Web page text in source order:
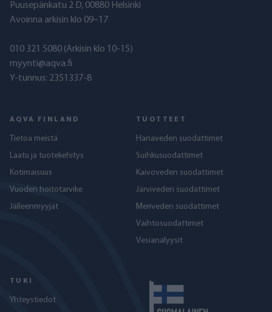
Puusepänkatu 2 D, 00880 Helsinki
Avoinna arkisin klo 09–17
010 321 5080 (Arkisin klo 10-15)
myynti@aqva.fi
Y-tunnus: 2351337-8
AQVA FINLAND
Tietoa meistä
Laatu ja tuotekehitys
Kotimaisuus
Vuoden hoitotarvike
Jälleenmyyjät
TUOTTEET
Hanaveden suodattimet
Suihkusuodattimet
Kaivoveden suodattimet
Järviveden suodattimet
Meriveden suodattimet
Vaihtosuodattimet
Vesianalyysit
TUKI
Yhteystiedot